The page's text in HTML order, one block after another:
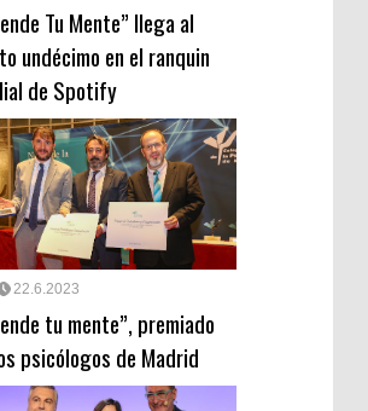
Tu Mente” llega al
undécimo en el ranquin
de Spotify
22.6.2023
tu mente”, premiado
psicólogos de Madrid